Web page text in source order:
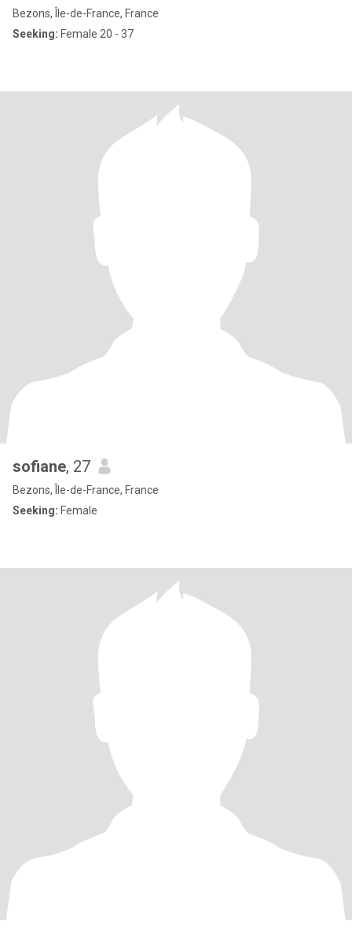
Bezons, Île-de-France, France
Seeking: Female 20 - 37
sofiane, 27
Bezons, Île-de-France, France
Seeking: Female